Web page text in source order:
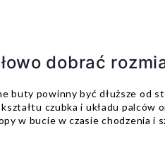
dobrać
buty powinny być dłuższe od
czubka i układu palców
w bucie w czasie chodzenia i